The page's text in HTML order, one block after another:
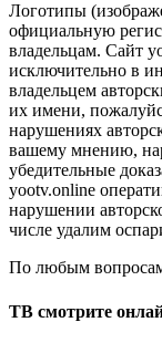
Логотипы
официальную
владельцам. Сайт
исключительно в
владельцем
их имени,
нарушениях
вашему мнению,
убедительные
yootv.online
нарушении
числе удалим
По любым вопросам
ТВ смотрите